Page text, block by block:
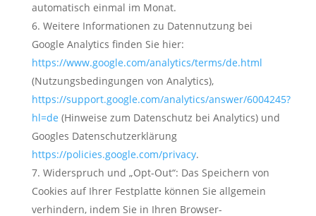
automatisch einmal im Monat.
Weitere Informationen zu Datennutzung bei
Google Analytics finden Sie hier:
https://www.google.com/analytics/terms/de.html
(Nutzungsbedingungen von Analytics),
https://support.google.com/analytics/answer/6004245?
hl=de (Hinweise zum Datenschutz bei Analytics) und
Googles Datenschutzerklärung
https://policies.google.com/privacy.
Widerspruch und „Opt-Out“: Das Speichern von
Cookies auf Ihrer Festplatte können Sie allgemein
verhindern, indem Sie in Ihren Browser-